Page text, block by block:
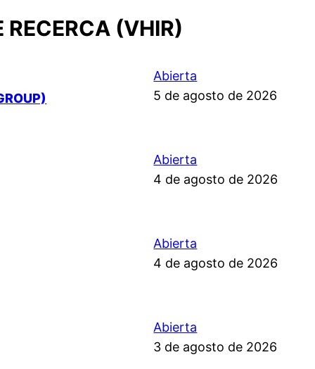
RECERCA (VHIR)
Abierta
5 de agosto de 2026
Abierta
4 de agosto de 2026
Abierta
4 de agosto de 2026
Abierta
3 de agosto de 2026